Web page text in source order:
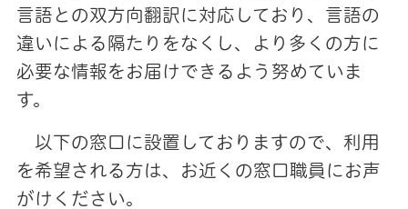
言語との双方向翻訳に対応しており、言語の
違いによる隔たりをなくし、より多くの方に
必要な情報をお届けできるよう努めていま
す。
以下の窓口に設置しておりますので、利用
を希望される方は、お近くの窓口職員にお声
がけください。